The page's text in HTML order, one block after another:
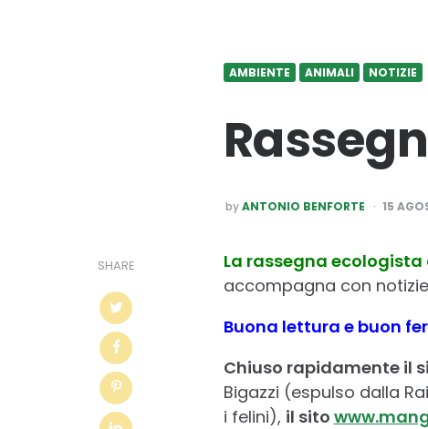
AMBIENTE ANIMALI NOTIZIE
POSTED
BY
by ANTONIO BENFORTE 15
SHARE La rassegna
accompagna con
Buona lettura e buon
Chiuso rapidamente il
Bigazzi (espulso dalla
i felini), il sito